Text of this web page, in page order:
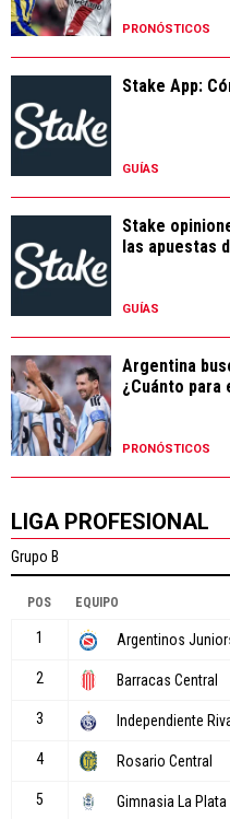
PRONÓSTICOS
Stake App:
GUÍAS
Stake
las apuestas
GUÍAS
Argentina
¿Cuánto
PRONÓSTICOS
LIGA PROFESIONAL